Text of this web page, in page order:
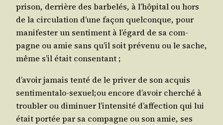
pri­son, der­rière des bar­be­lés, à l’hô­pi­tal ou hors
de la cir­cu­la­tion d’une façon quel­conque, pour
mani­fes­ter un sen­ti­ment à l’é­gard de sa com­
pagne ou amie sans qu’il soit pré­ve­nu ou le sache,
même s’il était consentant ;
d’a­voir jamais ten­té de le pri­ver de son acquis
sentimentalo-sexuel;ou encore d’a­voir cher­ché à
trou­bler ou dimi­nuer l’in­ten­si­té d’af­fec­tion qui lui
était por­tée par sa com­pagne ou son amie, ses